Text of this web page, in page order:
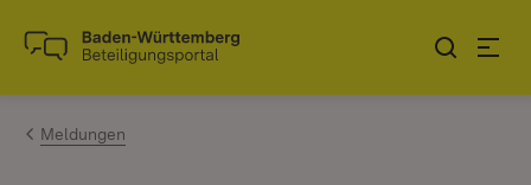
Zum Inhalt springen
Link zur Startseite
Meldungen